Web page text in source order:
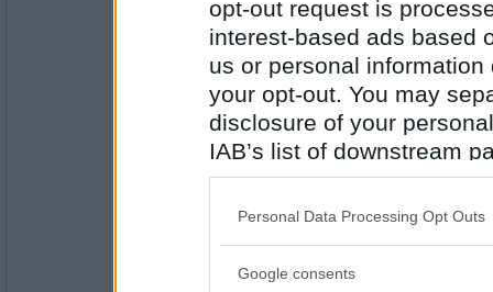
opt-out request is
interest-based ads based
us or personal
your opt-out. You may
disclosure of your
IAB’s list of downstream
also be disclosed by us
Downstream Participants
Please note that this
Personal Data Processing Opt Outs
Google consents
Antal inlägg:
8354
Kram till dig harenliten
SmålandsMira
Antal inlägg:
Kram till Mormodern och alla